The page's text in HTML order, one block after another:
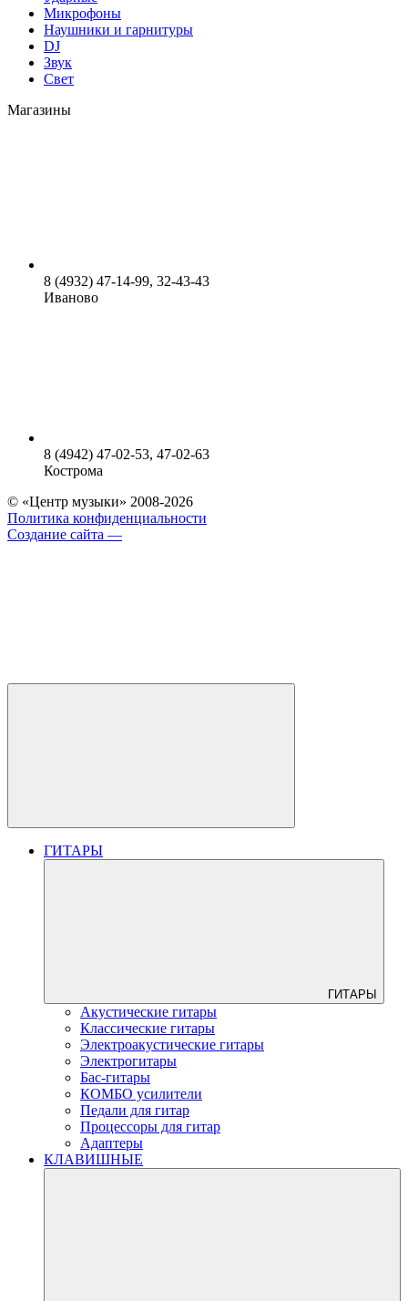
Микрофоны
Наушники и гарнитуры
DJ
Звук
Свет
Магазины
8 (4932) 47-14-99, 32-43-43
Иваново
8 (4942) 47-02-53, 47-02-63
Кострома
© «Центр музыки» 2008-2026
Политика конфиденциальности
Создание сайта —
ГИТАРЫ
ГИТАРЫ
Акустические гитары
Классические гитары
Электроакустические гитары
Электрогитары
Бас-гитары
КОМБО усилители
Педали для гитар
Процессоры для гитар
Адаптеры
КЛАВИШНЫЕ